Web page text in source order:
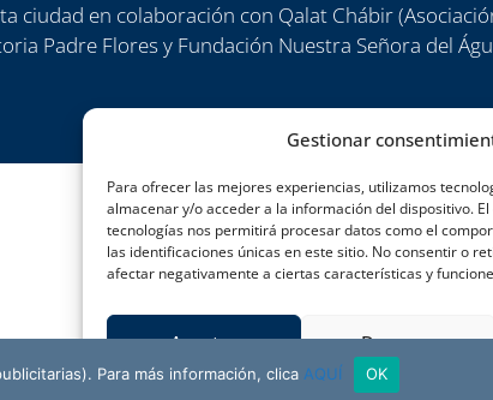
Gestionar
Para ofrecer las mejores experiencias, utilizamos
almacenar y/o acceder a la información del dispositivo.
tecnologías nos permitirá procesar datos como el
las identificaciones únicas en este sitio. No consentir o
afectar negativamente a ciertas características y
Aceptar Denegar
ciudad en colaboración con Qalat Chábir
Padre Flores y Fundación Nuestra Señora del
Para más información, clica AQUÍ OK